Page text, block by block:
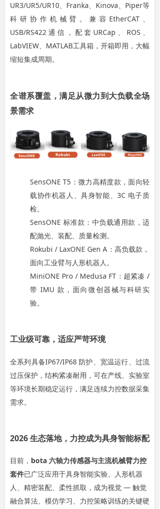
UR3/UR5/UR10、Franka、Kinova、Piper等
科研协作机械臂。兼容EtherCAT、
USB/RS422通信，配套URCap、ROS、
LabVIEW、MATLAB工具箱，开箱即用，大幅
缩短集成周期。
全谱系覆盖，满足从微力到大负载全场
景需求
SensONE T5：微力高精度款，面向轻
载协作机器人、具身智能、3C 电子质
检。
SensONE 标准款：中负载通用款，适
配抛光、装配、质量检测。
Rokubi / LaxONE Gen A：高负载款，
面向工业臂与人形机器人。
MiniONE Pro / Medusa FT：超紧凑 /
带 IMU 款，面向微创器械与科研实
验。
工业级可靠，适应严苛环境
全系列具备IP67/IP68 防护、宽温运行、过流
过压保护，结构紧凑耐用，可在产线、实验室
等环境长期稳定运行，满足连续力控数据采集
需求。
2026 生态落地，力控成为具身智能标配
目前， bota 六轴力传感器与主流机械臂力控
套件已广泛应用于具身智能实验、人形机器
人、精密装配、柔性抓取，成为视觉 — 触觉
融合算法、模仿学习、力控策略训练的关键硬